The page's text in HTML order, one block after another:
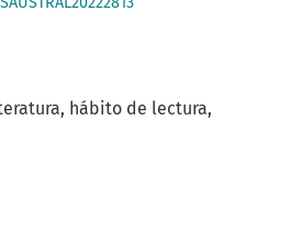
hábito de lectura